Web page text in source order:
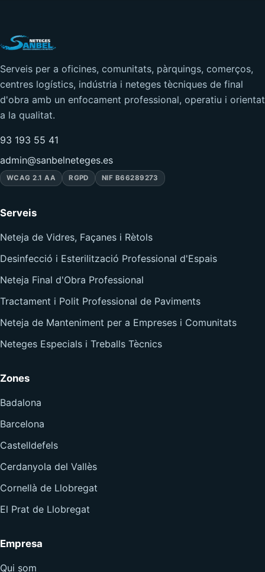
Serveis per a oficines, comunitats, pàrquings, comerços,
centres logístics, indústria i neteges tècniques de final
d'obra amb un enfocament professional, operatiu i orientat
a la qualitat.
93 193 55 41
admin@sanbelneteges.es
WCAG 2.1 AA RGPD NIF B66289273
Serveis
Neteja de Vidres, Façanes i Rètols
Desinfecció i Esterilització Professional d'Espais
Neteja Final d'Obra Professional
Tractament i Polit Professional de Paviments
Neteja de Manteniment per a Empreses i Comunitats
Neteges Especials i Treballs Tècnics
Zones
Badalona
Barcelona
Castelldefels
Cerdanyola del Vallès
Cornellà de Llobregat
El Prat de Llobregat
Empresa
Qui som